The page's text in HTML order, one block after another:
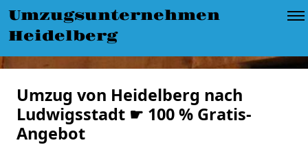
Umzugsunternehmen
Heidelberg
Umzug von Heidelberg nach
Ludwigsstadt ☛ 100 % Gratis-
Angebot